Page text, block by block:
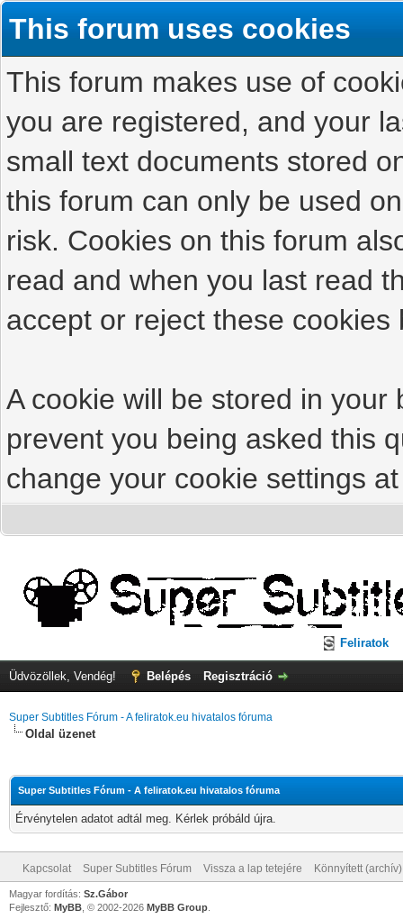
This forum uses cookies
This forum makes use of
you are registered, and your
small text documents stored
this forum can only be used
risk. Cookies on this forum
read and when you last read
accept or reject these cookies
A cookie will be stored in
prevent you being asked this
change your cookie settings
Feliratok
Üdvözöllek, Vendég! Belépés Regisztráció
Super Subtitles Fórum - A feliratok.eu hivatalos fóruma
Oldal üzenet
Super Subtitles Fórum - A feliratok.eu hivatalos fóruma
Érvénytelen adatot adtál meg. Kérlek próbáld újra.
Kapcsolat Super Subtitles Fórum Vissza a lap tetejére Könnyített
Magyar fordítás: Sz.Gábor
Fejlesztő: MyBB , © 2002-2026 MyBB Group